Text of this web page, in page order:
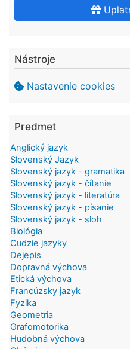
Nástroje
Nastavenie cookies
Predmet
Anglický jazyk
Slovenský Jazyk
Slovenský jazyk - gramatika
Slovenský jazyk - čítanie
Slovenský jazyk - literatúra
Slovenský jazyk - písanie
Slovenský jazyk - sloh
Biológia
Cudzie jazyky
Dejepis
Dopravná výchova
Etická výchova
Francúzsky jazyk
Fyzika
Geometria
Grafomotorika
Hudobná výchova